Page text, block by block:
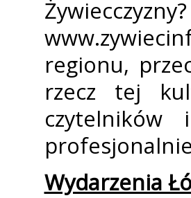
regionu,
rzecz tej
Wydarzenia